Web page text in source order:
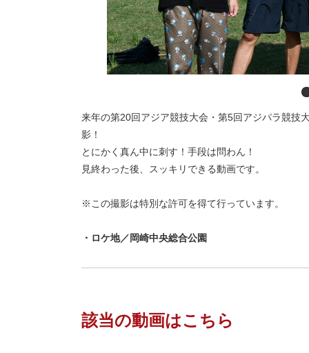
来年の第20回アジア競技大会・第5回アジパラ競技
影！
とにかく真ん中に刺す！手段は問わん！
見終わった後、スッキリできる動画です。
※この撮影は特別な許可を得て行っています。
・ ロケ地／岡崎中央総合公園
該当の動画はこちら